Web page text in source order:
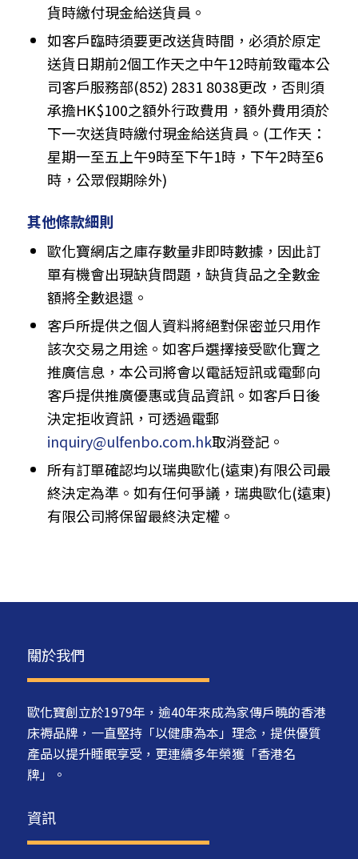
貨時繳付現金給送貨員。
如客戶臨時須要更改送貨時間，必須於原定
送貨日期前2個工作天之中午12時前致電本公
司客戶服務部(852) 2831 8038更改，否則須
承擔HK$100之額外行政費用，額外費用須於
下一次送貨時繳付現金給送貨員。(工作天：
星期一至五上午9時至下午1時，下午2時至6
時，公眾假期除外)
其他條款細則
歐化寶網店之庫存數量非即時數據，因此訂
單有機會出現缺貨問題，缺貨貨品之全數金
額將全數退還。
客戶所提供之個人資料將絕對保密並只用作
該次交易之用途。如客戶選擇接受歐化寶之
推廣信息，本公司將會以電話短訊或電郵向
客戶提供推廣優惠或貨品資訊。如客戶日後
決定拒收資訊，可透過電郵
inquiry@ulfenbo.com.hk取消登記。
所有訂單確認均以瑞典歐化(遠東)有限公司最
終決定為準。如有任何爭議，瑞典歐化(遠東)
有限公司將保留最終決定權。
關於我們
歐化寶創立於1979年，逾40年來成為家傳戶曉的香港
床褥品牌，一直堅持「以健康為本」理念，提供優質
產品以提升睡眠享受，更連續多年榮獲「香港名
牌」。
資訊